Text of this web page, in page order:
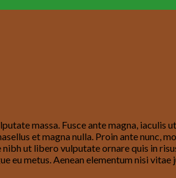
massa. Fusce ante magna,
et magna nulla. Proin ante
ut libero vulputate ornare quis in
metus. Aenean elementum nisi